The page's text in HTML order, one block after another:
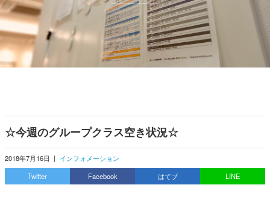
☆今週のグループクラス空き状況☆
2018年7月16日 | インフォメーション
Twitter
Facebook はてブ LINE